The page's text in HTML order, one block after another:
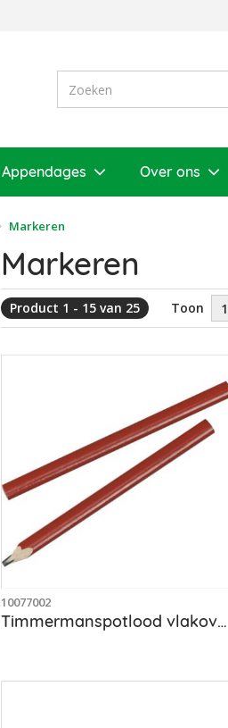
Appendages Over ons
Markeren
Markeren
Product 1 - 15 van 25 Toon
Timmermanspotlood vlakovaal 12x8, 24 cm
10077002